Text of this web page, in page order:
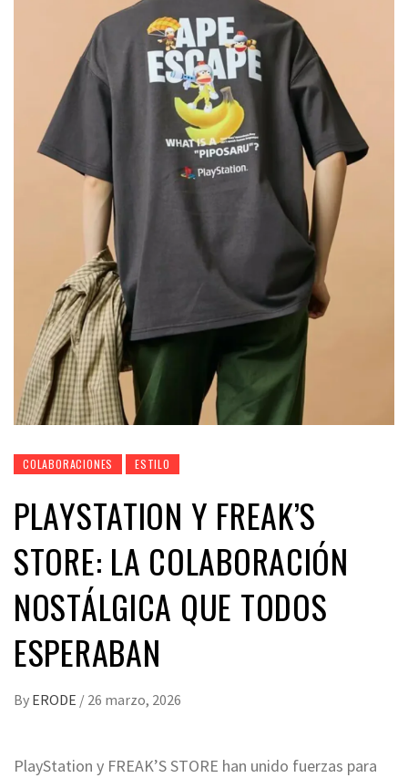
COLABORACIONES ESTILO
PLAYSTATION Y FREAK’S
STORE: LA COLABORACIÓN
NOSTÁLGICA QUE TODOS
ESPERABAN
By ERODE / 26 marzo, 2026
PlayStation y FREAK’S STORE han unido fuerzas para